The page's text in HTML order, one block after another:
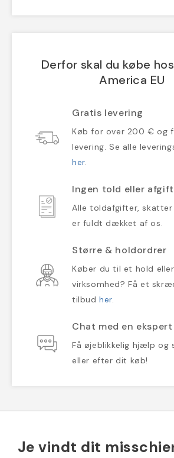
Derfor skal du købe
America EU
Gratis levering
Køb for over 200 € og
levering. Se alle
her.
Ingen told eller
Alle toldafgifter, skatter
er fuldt dækket af os.
Større & holdordrer
Køber du til et hold
virksomhed? Få et
tilbudher.
Chat med en ekspert
Få øjeblikkelig hjælp og
eller efter dit køb!
Je vindt dit